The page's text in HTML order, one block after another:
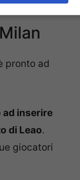
pronto ad
ad inserire
di Leao.
giocatori